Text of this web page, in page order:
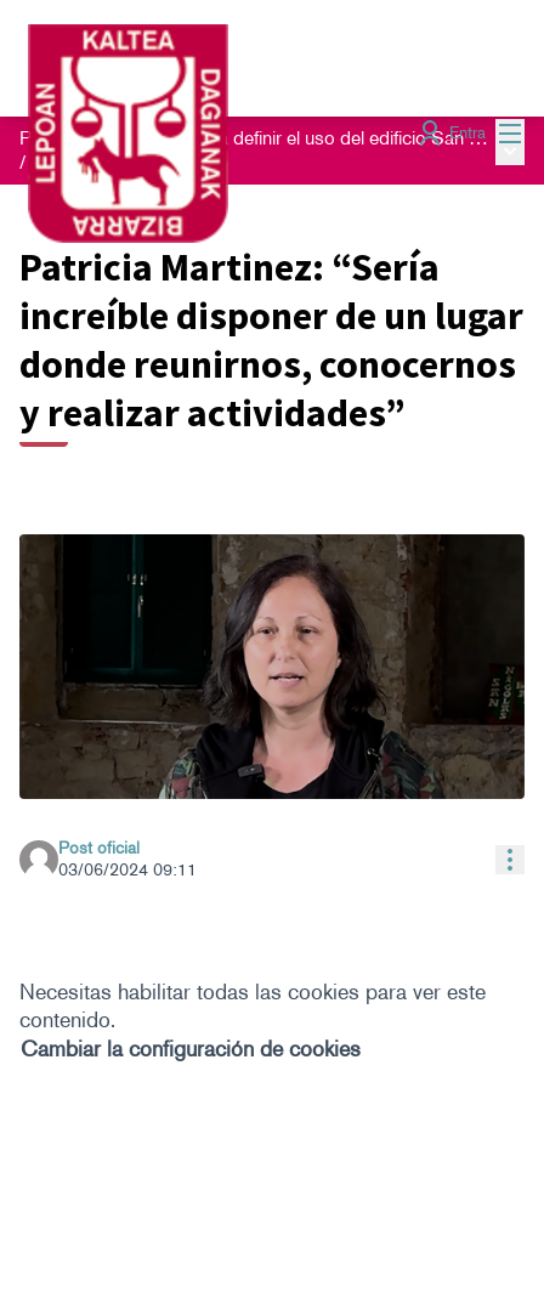
Entra
Proceso de escucha para definir el uso del edificio San Nikolas 23
/ Blog
Patricia Martinez: “Sería
increíble disponer de un lugar
donde reunirnos, conocernos
y realizar actividades”
Post oficial
03/06/2024 09:11
Necesitas habilitar todas las cookies para ver este
contenido.
Cambiar la configuración de cookies